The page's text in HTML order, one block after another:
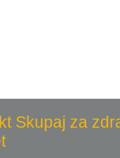
Skupaj za